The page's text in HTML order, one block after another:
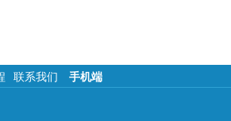
联系我们 手机端